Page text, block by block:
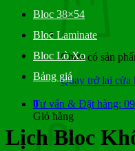
Chưa có sản
Quay trở lại cửa
0
Giỏ hàng
Bloc 38×54
Bloc Laminate
Bloc Lò Xo
Bảng giá
Tư vấn & Đặt hàng:
Lịch Bloc